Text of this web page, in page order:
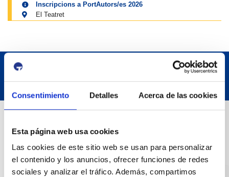
Consentimiento Detalles Acerca de las cookies
Esta página web usa cookies
Las cookies de este sitio web se usan para personalizar
el contenido y los anuncios, ofrecer funciones de redes
sociales y analizar el tráfico. Además, compartimos
Inscripcions a PortAutors/es 2026
El Teatret
Dirección
Passeig de l'Escullera s/n, 43004 Tarragona